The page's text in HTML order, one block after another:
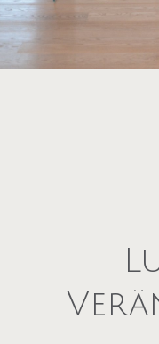
sicher sein,